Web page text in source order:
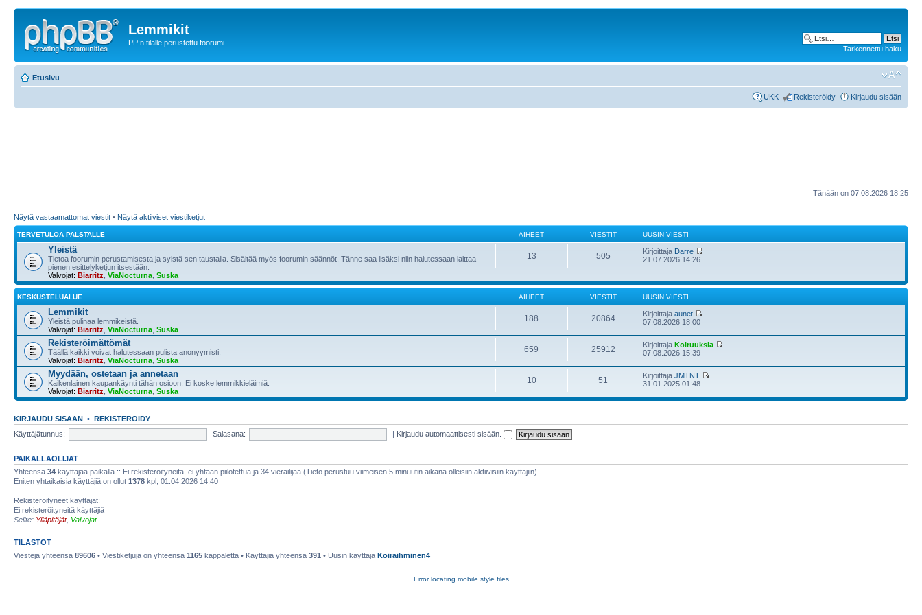
Lemmikit
PP:n tilalle perustettu foorumi
Tarkennettu haku
Etusivu
UKK Rekisteröidy Kirjaudu sisään
Tänään on 07.08.2026 18:25
Näytä vastaamattomat viestit • Näytä aktiiviset viestiketjut
TERVETULOA PALSTALLE AIHEET VIESTIT UUSIN VIESTI
Yleistä
Tietoa foorumin perustamisesta ja syistä sen taustalla. Sisältää myös foorumin säännöt. Tänne saa lisäksi niin halutessaan laittaa
pienen esittelyketjun itsestään.
Valvojat: Biarritz ViaNocturna Suska
13 505 Kirjoittaja Darre
21.07.2026 14:26
KESKUSTELUALUE AIHEET VIESTIT UUSIN VIESTI
Lemmikit
Yleistä pulinaa lemmikeistä.
Valvojat: Biarritz ViaNocturna Suska
188 20864 Kirjoittajaaunet
07.08.2026 18:00
Rekisteröimättömät
Täällä kaikki voivat halutessaan pulista anonyymisti.
Valvojat: Biarritz ViaNocturna Suska
659 25912 KirjoittajaKoiruuksia
07.08.2026 15:39
Myydään, ostetaan ja annetaan
Kaikenlainen kaupankäynti tähän osioon. Ei koske lemmikkieläimiä.
Valvojat: Biarritz ViaNocturna Suska
10 51 KirjoittajaJMTNT
31.01.2025 01:48
KIRJAUDU SISÄÄN • REKISTERÖIDY
Käyttäjätunnus:
Salasana: | Kirjaudu automaattisesti sisään.
PAIKALLAOLIJAT
Yhteensä 34 käyttäjää paikalla :: Ei rekisteröityneitä, ei yhtään piilotettua ja 34 vierailijaa (Tieto perustuu viimeisen 5 minuutin aikana olleisiin aktiivisiin käyttäjiin)
Eniten yhtaikaisia käyttäjiä on ollut 1378 kpl, 01.04.2026 14:40
Rekisteröityneet käyttäjät:
Ei rekisteröityneitä käyttäjiä
Selite: Ylläpitäjät, Valvojat
TILASTOT
Viestejä yhteensä 89606 • Viestiketjuja on yhteensä 1165 kappaletta • Käyttäjiä yhteensä 391 • Uusin käyttäjä Koiraihminen4
Error locating mobile style files